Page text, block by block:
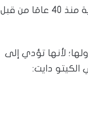
والسعرات الحرارية منذ 40 عامَا من قبل
لأنها تؤدي إلى
دايت: